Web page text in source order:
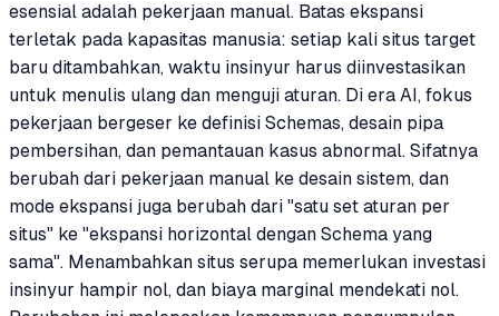
esensial adalah pekerjaan manual. Batas ekspansi
terletak pada kapasitas manusia: setiap kali situs target
baru ditambahkan, waktu insinyur harus diinvestasikan
untuk menulis ulang dan menguji aturan. Di era AI, fokus
pekerjaan bergeser ke definisi Schemas, desain pipa
pembersihan, dan pemantauan kasus abnormal. Sifatnya
berubah dari pekerjaan manual ke desain sistem, dan
mode ekspansi juga berubah dari "satu set aturan per
situs" ke "ekspansi horizontal dengan Schema yang
sama". Menambahkan situs serupa memerlukan investasi
insinyur hampir nol, dan biaya marginal mendekati nol.